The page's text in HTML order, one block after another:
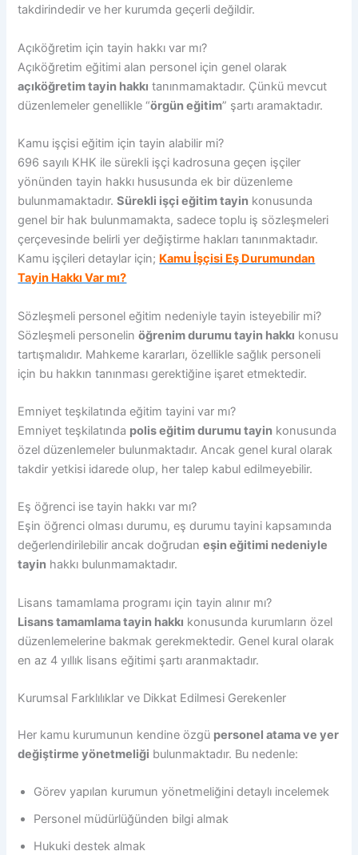
takdirindedir ve her kurumda geçerli değildir.
Açıköğretim için tayin hakkı var mı?
Açıköğretim eğitimi alan personel için genel olarak
açıköğretim tayin hakkı tanınmamaktadır. Çünkü mevcut
düzenlemeler genellikle “örgün eğitim” şartı aramaktadır.
Kamu işçisi eğitim için tayin alabilir mi?
696 sayılı KHK ile sürekli işçi kadrosuna geçen işçiler
yönünden tayin hakkı hususunda ek bir düzenleme
bulunmamaktadır.Sürekli işçi eğitim tayin konusunda
genel bir hak bulunmamakta, sadece toplu iş sözleşmeleri
çerçevesinde belirli yer değiştirme hakları tanınmaktadır.
Kamu işçileri detaylar için; Kamu İşçisi Eş Durumundan
Tayin Hakkı Var mı?
Sözleşmeli personel eğitim nedeniyle tayin isteyebilir mi?
Sözleşmeli personelinöğrenim durumu tayin hakkı konusu
tartışmalıdır. Mahkeme kararları, özellikle sağlık personeli
için bu hakkın tanınması gerektiğine işaret etmektedir.
Emniyet teşkilatında eğitim tayini var mı?
Emniyet teşkilatında polis eğitim durumu tayin konusunda
özel düzenlemeler bulunmaktadır. Ancak genel kural olarak
takdir yetkisi idarede olup, her talep kabul edilmeyebilir.
Eş öğrenci ise tayin hakkı var mı?
Eşin öğrenci olması durumu, eş durumu tayini kapsamında
değerlendirilebilir ancak doğrudaneşin eğitimi nedeniyle
tayin hakkı bulunmamaktadır.
Lisans tamamlama programı için tayin alınır mı?
Lisans tamamlama tayin hakkı konusunda kurumların özel
düzenlemelerine bakmak gerekmektedir. Genel kural olarak
en az 4 yıllık lisans eğitimi şartı aranmaktadır.
Kurumsal Farklılıklar ve Dikkat Edilmesi Gerekenler
Her kamu kurumunun kendine özgü personel atama ve yer
değiştirme yönetmeliği bulunmaktadır. Bu nedenle:
Görev yapılan kurumun yönetmeliğini detaylı incelemek
Personel müdürlüğünden bilgi almak
Hukuki destek almak